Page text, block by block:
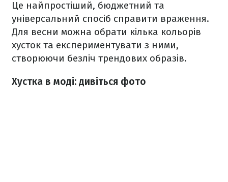
Це найпростіший, бюджетний та
універсальний спосіб справити враження.
Для весни можна обрати кілька кольорів
хусток та експериментувати з ними,
створюючи безліч трендових образів.
Хустка в моді: дивіться фото